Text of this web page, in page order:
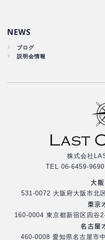
NEWS
ブログ
説明会情報
株式会社
TEL 06-6459-
大
531-0072 大阪府大阪市北
東京
160-0004 東京都新宿区四谷
名古屋
460-0008 愛知県名古屋市